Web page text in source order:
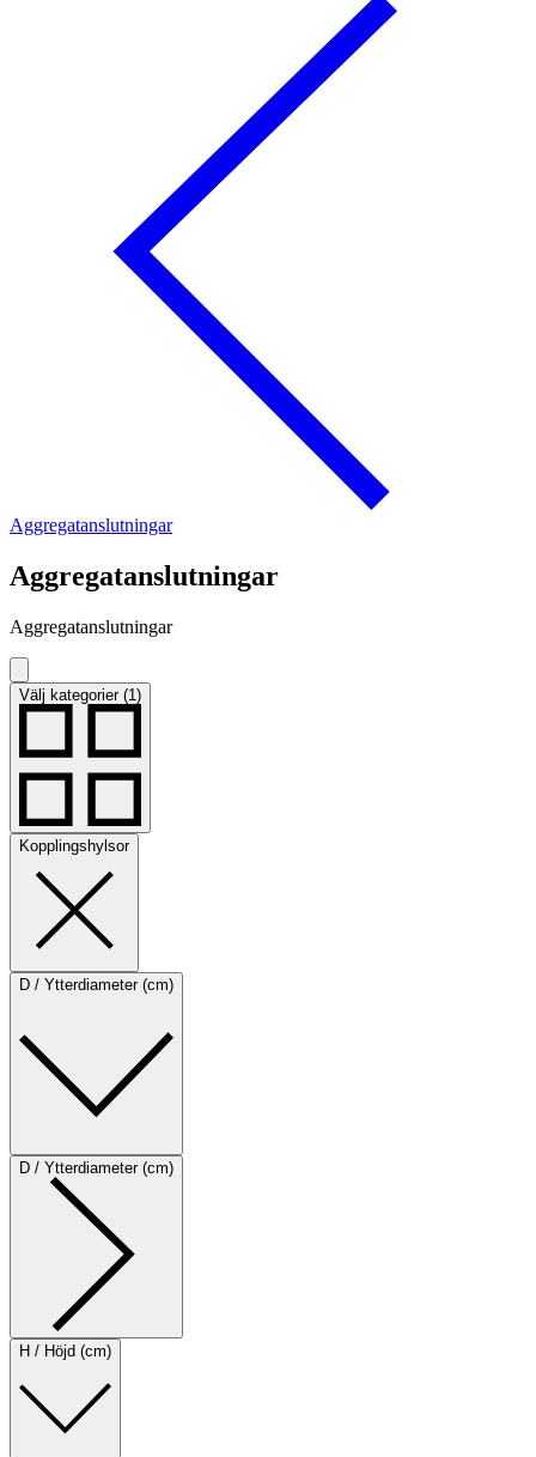
Aggregatanslutningar
Aggregatanslutningar
Aggregatanslutningar
Välj kategorier (1)
Kopplingshylsor
D / Ytterdiameter (cm)
D / Ytterdiameter (cm)
H / Höjd (cm)